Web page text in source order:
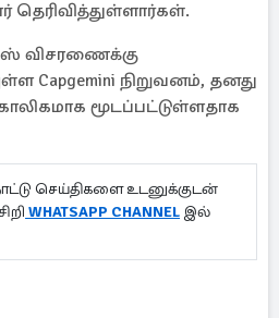
தெரிவித்துள்ளார்கள்.
விசரணைக்கு
Capgemini நிறுவனம், தனது
மூடப்பட்டுள்ளதாக
செய்திகளை உடனுக்குடன்
WHATSAPP CHANNEL இல்